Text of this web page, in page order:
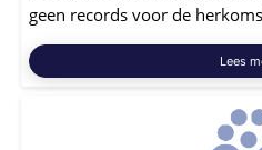
geen records voor de
Lees